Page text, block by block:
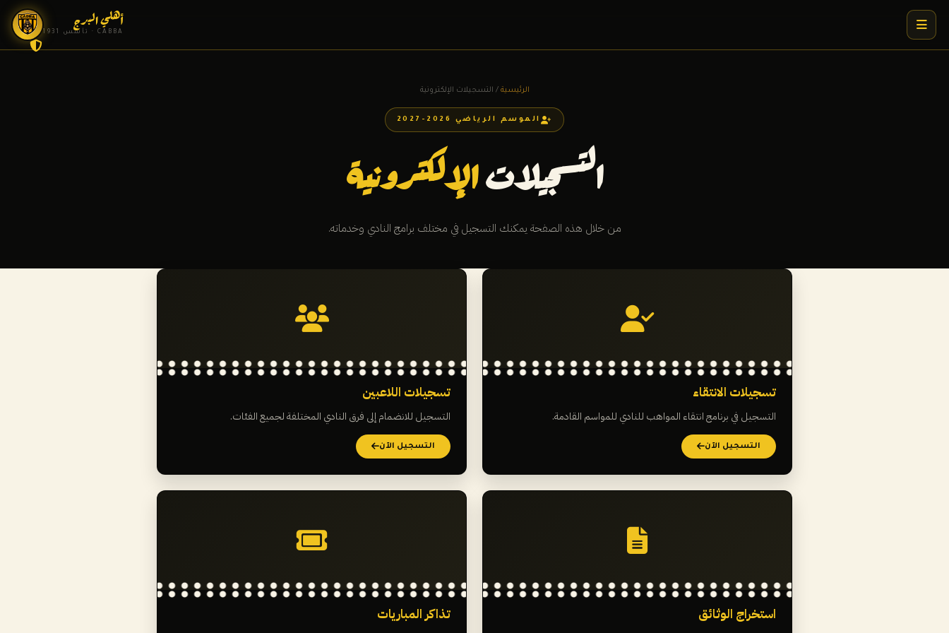
أهلي البرج
CABBA · تأسس 1931
الرئيسية / التسجيلات الإلكترونية
الموسم الرياضي 2026-2027
التسجيلاتالإلكترونية
من خلال هذه الصفحة يمكنك التسجيل في مختلف برامج النادي وخدماته.
تسجيلات الانتقاء
التسجيل في برنامج انتقاء المواهب للنادي للمواسم القادمة.
التسجيل الآن
تسجيلات اللاعبين
التسجيل للانضمام إلى فرق النادي المختلفة لجميع الفئات.
التسجيل الآن
استخراج الوثائق تذاكر المباريات